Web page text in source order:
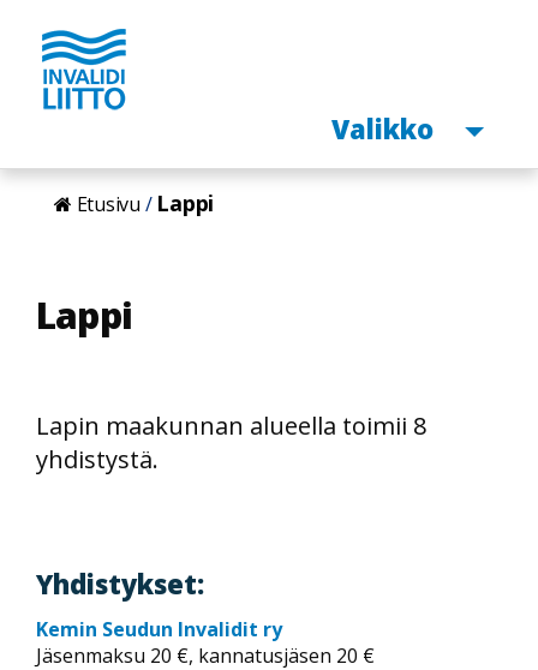
Hyppää
pääsisältöön
Avaa
Valikko
Etusivu Lappi
Lappi
Lapin maakunnan alueella toimii 8
yhdistystä.
Yhdistykset:
Kemin Seudun Invalidit ry
Jäsenmaksu 20 €, kannatusjäsen 20 €